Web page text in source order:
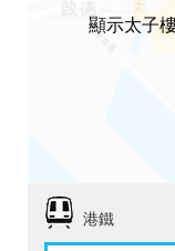
顯示太子
港鐵